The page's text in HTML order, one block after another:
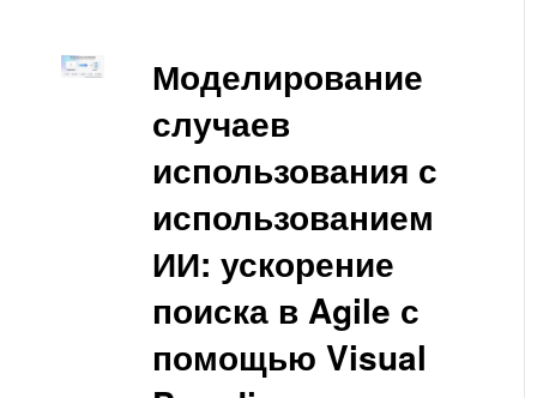
Моделирование
случаев
использования с
использованием
ИИ: ускорение
поиска в Agile с
помощью Visual